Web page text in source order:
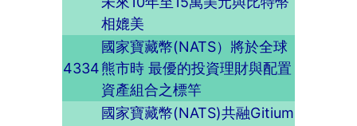
相媲美
4334
國家寶藏幣(NATS）將於全球
熊市時 最優的投資理財與配置
資產組合之標竿
國家寶藏幣(NATS)共融Gitium